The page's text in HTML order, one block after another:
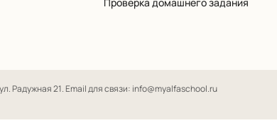
Радужная 21. Email для связи: info@myalfaschool.ru